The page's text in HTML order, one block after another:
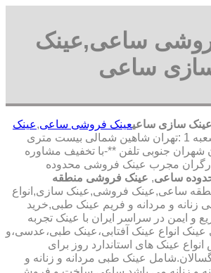
ساعی,عینک
ساعی
عینک سازی ساعیعینک فروشی ساعی,عینک
,آدرس شعبه 1 :تهران شاهین شمالی بیست متری
شعبه 2 :تهران شهران جنوبی تلفن **-با تخفیف مشاوره
مجرب عینک فروشی محدوده
ساعی, عینک فروشی منطقه
ساعی,عینک فروشی,عینک سازی,انواع
زنانه و مردانه و فریم عینک طبی,خرید
و ایمن در سراسر ایران با عینک تجربه
عینک انواع عینک آفتابی،عینک طبی،عدسی،و
عینک های استاندارد روز برای
عینک طبی مردانه و زنانه و